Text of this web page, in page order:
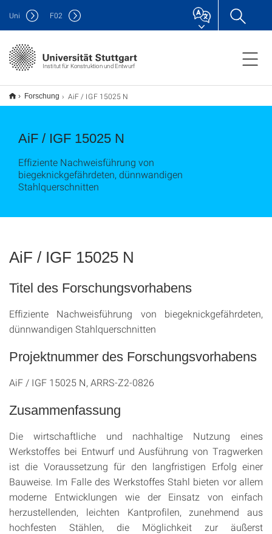
Institut für Konstruktion und Entwurf
Uni F02
Forschung AiF / IGF 15025 N
AiF / IGF 15025 N
Effiziente Nachweisführung von
biegeknickgefährdeten, dünnwandigen
Stahlquerschnitten
AiF / IGF 15025 N
Titel des Forschungsvorhabens
Effiziente Nachweisführung von biegeknickgefährdeten,
dünnwandigen Stahlquerschnitten
Projektnummer des Forschungsvorhabens
AiF / IGF 15025 N, ARRS-Z2-0826
Zusammenfassung
Die wirtschaftliche und nachhaltige Nutzung eines
Werkstoffes bei Entwurf und Ausführung von Tragwerken
ist die Voraussetzung für den langfristigen Erfolg einer
Bauweise. Im Falle des Werkstoffes Stahl bieten vor allem
moderne Entwicklungen wie der Einsatz von einfach
herzustellenden, leichten Kantprofilen, zunehmend aus
hochfesten Stählen, die Möglichkeit zur äußerst